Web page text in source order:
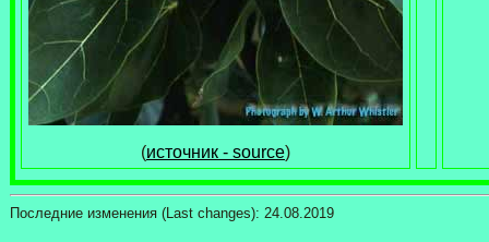
(источник - source)
Последние изменения (Last changes): 24.08.2019